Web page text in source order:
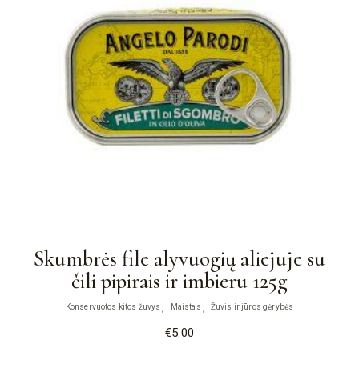
Skumbrės file alyvuogių aliejuje su
čili pipirais ir imbieru 125g
Konservuotos kitos žuvys Maistas Žuvis ir jūros gėrybės
€5.00